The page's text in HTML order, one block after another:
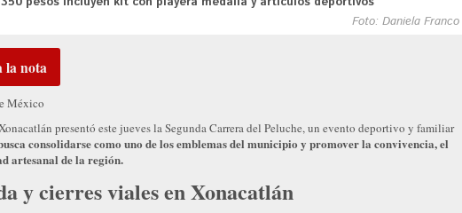
Foto: Daniela Franco
la nota
México
presentó este jueves la Segunda Carrera del Peluche, un evento deportivo y familiar
consolidarse como uno de los emblemas del municipio y promover la convivencia, el
artesanal de la región.
y cierres viales en Xonacatlán